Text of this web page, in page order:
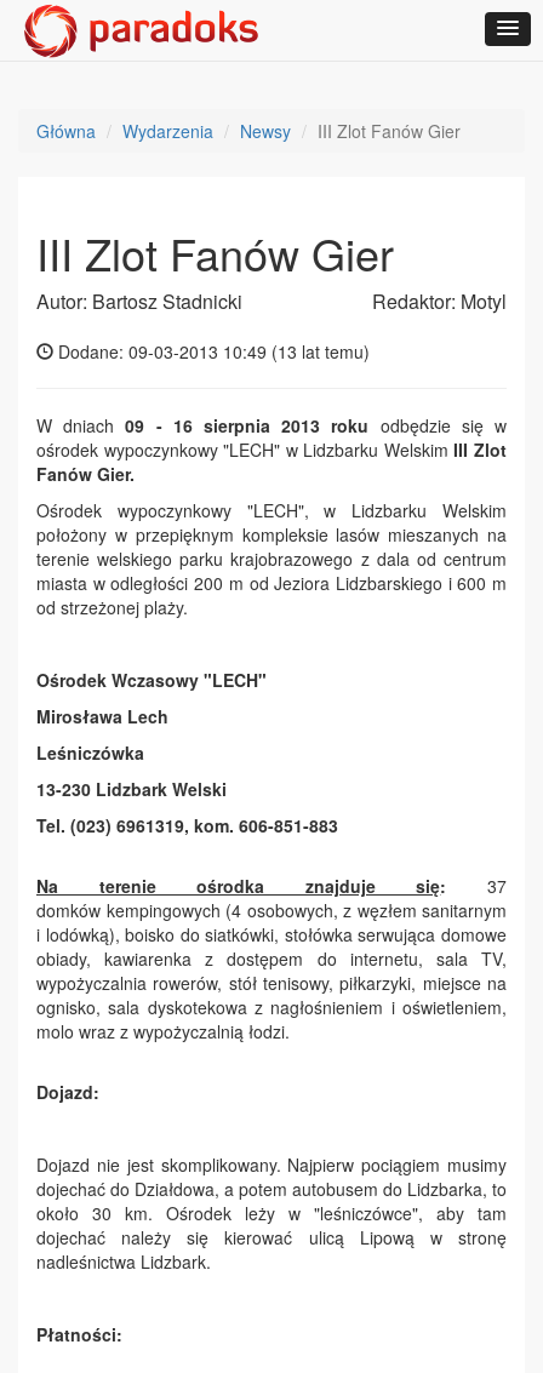
Główna Wydarzenia Newsy III Zlot Fanów Gier
III Zlot Fanów Gier
Autor: Bartosz Stadnicki Redaktor: Motyl
Dodane: 09-03-2013 10:49 (13 lat temu)
W dniach09 - 16 sierpnia 2013 roku odbędzie się w
ośrodek wypoczynkowy "LECH" w Lidzbarku WelskimIII Zlot
Fanów Gier.
Ośrodek wypoczynkowy "LECH", w Lidzbarku Welskim
położony w przepięknym kompleksie lasów mieszanych na
terenie welskiego parku krajobrazowego z dala od centrum
miasta w odległości 200 m od Jeziora Lidzbarskiego i 600 m
od strzeżonej plaży.
Ośrodek Wczasowy "LECH"
Mirosława Lech
Leśniczówka
13-230 Lidzbark Welski
Tel. (023) 6961319, kom. 606-851-883
Na terenie ośrodka znajduje się: 37
domków kempingowych (4 osobowych, z węzłem sanitarnym
i lodówką), boisko do siatkówki, stołówka serwująca domowe
obiady, kawiarenka z dostępem do internetu, sala TV,
wypożyczalnia rowerów, stół tenisowy, piłkarzyki, miejsce na
ognisko, sala dyskotekowa z nagłośnieniem i oświetleniem,
molo wraz z wypożyczalnią łodzi.
Dojazd:
Dojazd nie jest skomplikowany. Najpierw pociągiem musimy
dojechać do Działdowa, a potem autobusem do Lidzbarka, to
około 30 km. Ośrodek leży w "leśniczówce", aby tam
dojechać należy się kierować ulicą Lipową w stronę
nadleśnictwa Lidzbark.
Płatności: